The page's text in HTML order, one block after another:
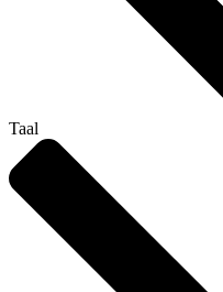
Taal